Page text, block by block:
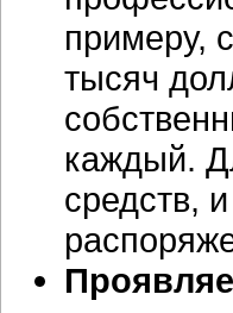
примеру,
тысяч
каждый.
средств,